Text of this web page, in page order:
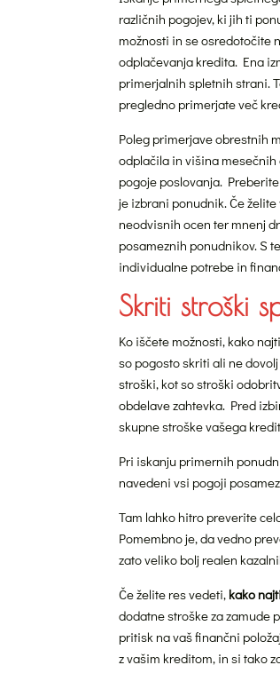
različnih pogojev, ki jih ti
možnosti in se osredotočite
odplačevanja kredita. Ena
primerjalnih spletnih strani.
pregledno primerjate več
Poleg primerjave obrestnih
odplačila in višina
pogoje poslovanja.
je izbrani ponudnik. Če
neodvisnih ocen ter mnenj
posameznih ponudnikov. S
individualne potrebe in
Skriti stroški
Ko iščete možnosti, kako
so pogosto skriti ali ne
stroški, kot so stroški
obdelave zahtevka. Pred
skupne stroške vašega
Pri iskanju primernih
navedeni vsi pogoji
Tam lahko hitro preverite
Pomembno je, da vedno
zato veliko bolj realen
Če želite res vedeti, kako
dodatne stroške za zamude
pritisk na vaš finančni
z vašim kreditom, in si tako